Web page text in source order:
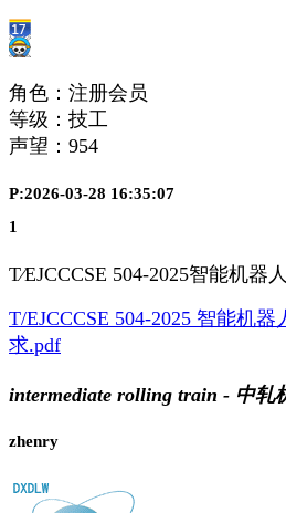
角色：注册会员
等级：技工
声望： 954
P:2026-03-28 16:35:07
1
T∕EJCCCSE 504-2025智能机
T/EJCCCSE 504-2025 智能机
求.pdf
intermediate rolling train - 中轧
zhenry